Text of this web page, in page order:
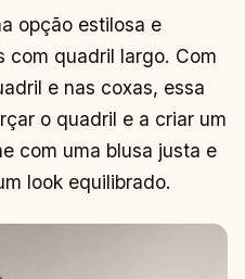
opção estilosa e
com quadril largo. Com
e nas coxas, essa
o quadril e a criar um
com uma blusa justa e
look equilibrado.